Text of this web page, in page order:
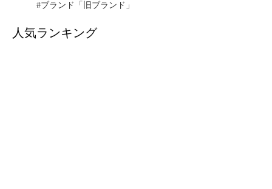
#ブランド「旧ブランド」
人気ランキング